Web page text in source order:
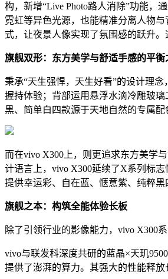
构，新增“Live Photo路人消除”功能，
霓虹等异色光源，也能精准分离人物
式，让夜景人像实现了氛围感的跃升
旗舰双形：东方美学与舒适手感的平衡
秉承“天生强悍，天生好看”的设计理
握持体验；背部运用悬浮水滴冷雕玻
黑、简单白四款源于天地自然的专属配
而在vivo X300上，则更追求东方美学
计语言上，vivo X300延续了X系列标
提供幸运彩、自在蓝、惬意紫、纯粹
旗舰之本：构筑全能体验长板
除了引领行业的影像能力，vivo X300
vivo与联发科深度共研的蓝晶×天玑
提供了澎湃的算力。其强大的性能释放